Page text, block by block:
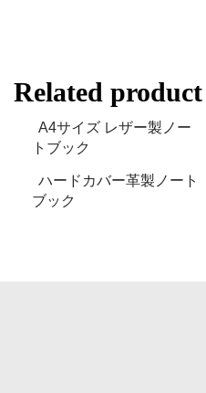
Related product
A4サイズ レザー製ノー
トブック
ハードカバー革製ノート
ブック